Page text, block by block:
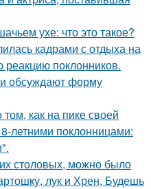
ухе: что это такое?
кадрами с отдыха на
поклонников.
обсуждают форму
как на пике своей
летними поклонницами:
столовых, можно было
лук и Хрен, Будешь